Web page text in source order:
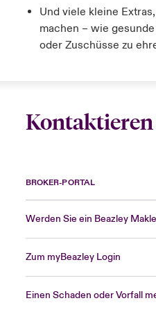
Und viele kleine
machen – wie
oder Zuschüsse zu
Kontaktieren
BROKER-PORTAL
Werden Sie ein Beazley
Zum myBeazley Login
Einen Schaden oder Vorfall